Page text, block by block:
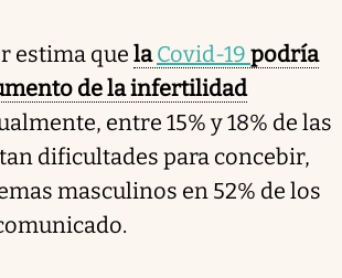
estima que laCovid-19 podría
de la infertilidad
entre 15% y 18% de las
dificultades para concebir,
masculinos en 52% de los